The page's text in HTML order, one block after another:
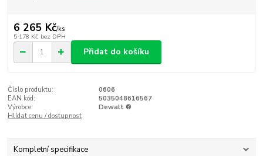
6 265 Kč/ks
5 178 Kč bez DPH
Přidat do košíku
Číslo produktu:
0606
EAN kód:
5035048616567
Výrobce:
Dewalt ®
Hlídat cenu / dostupnost
Kompletní specifikace